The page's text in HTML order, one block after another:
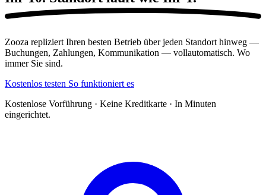
Zooza repliziert Ihren besten Betrieb über jeden Standort hinweg —
Buchungen, Zahlungen, Kommunikation — vollautomatisch. Wo
immer Sie sind.
Kostenlos testen So funktioniert es
Kostenlose Vorführung · Keine Kreditkarte · In Minuten
eingerichtet.